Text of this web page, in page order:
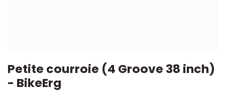
Petite courroie (4 Groove 38 inch)
- BikeErg